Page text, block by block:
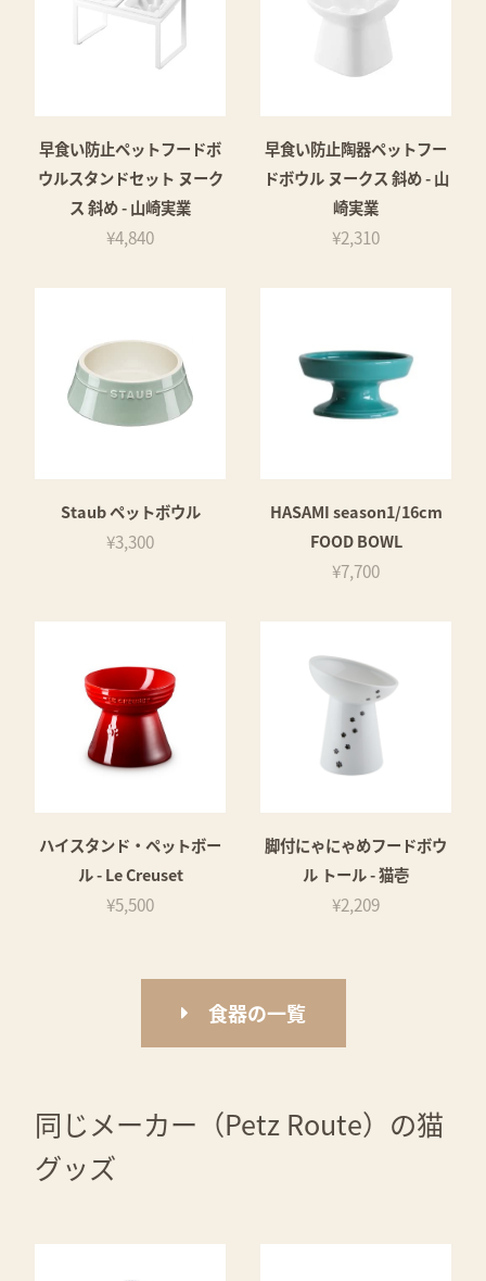
早食い防止ペットフードボ
ウルスタンドセット ヌーク
ス 斜め - 山崎実業
¥4,840
早食い防止陶器ペットフー
ドボウル ヌークス 斜め - 山
崎実業
¥2,310
Staub ペットボウル
¥3,300
HASAMI season1/16cm
FOOD BOWL
¥7,700
ハイスタンド・ペットボー
ル - Le Creuset
¥5,500
脚付にゃにゃめフードボウ
ル トール - 猫壱
¥2,209
食器の一覧
同じメーカー（Petz Route）の猫
グッズ